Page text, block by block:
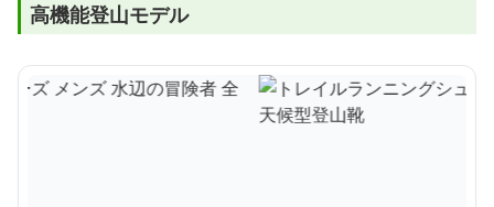
高機能登山モデル